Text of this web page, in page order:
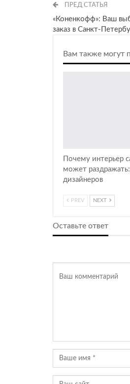
ПРЕД СТАТЬЯ
«Коненкофф»: Ваш
заказ в Санкт-
Вам также могут
Почему интерьер
может
дизайнеров
PREV NEXT
Оставьте ответ